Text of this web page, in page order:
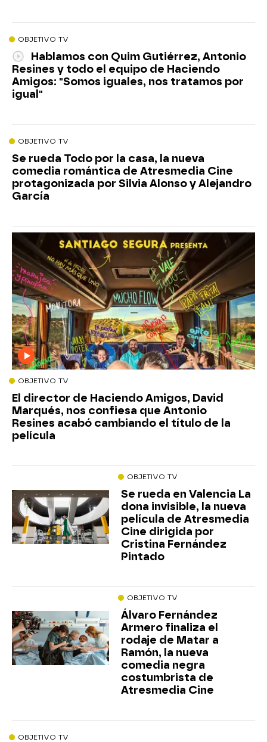
OBJETIVO TV
Hablamos con Quim Gutiérrez, Antonio
Resines y todo el equipo de Haciendo
Amigos: "Somos iguales, nos tratamos por
igual"
OBJETIVO TV
Se rueda Todo por la casa, la nueva
comedia romántica de Atresmedia Cine
protagonizada por Silvia Alonso y Alejandro
García
OBJETIVO TV
El director de Haciendo Amigos, David
Marqués, nos confiesa que Antonio
Resines acabó cambiando el título de la
película
OBJETIVO TV
Se rueda en Valencia La
dona invisible, la nueva
película de Atresmedia
Cine dirigida por
Cristina Fernández
Pintado
OBJETIVO TV
Álvaro Fernández
Armero finaliza el
rodaje de Matar a
Ramón, la nueva
comedia negra
costumbrista de
Atresmedia Cine
OBJETIVO TV